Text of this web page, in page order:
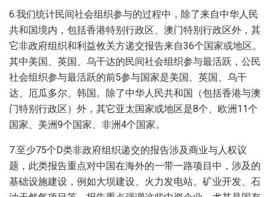
6.我们统计民间社会组织参与的过程中，除了来自中华人民
共和国境内，包括香港特别行政区、澳门特别行政区外，其
它非政府组织和利益攸关方递交报告来自36个国家或地区。
其中美国、英国、乌干达的民间社会组织参与最活跃，公民
社会组织参与最活跃的前5参与国家是美国、英国、乌干
达、厄瓜多尔、韩国。除了中华人民共和国（包括香港与澳
门特别行政区）外，其它亚太国家或地区是8个、欧洲11个
国家、美洲9个国家、非洲4个国家。
7.至少75个D类非政府组织递交的报告涉及商业与人权议
题，此类报告重点对中国在海外的一带一路项目中，涉及的
基础设施建设，例如大坝建设、火力发电站、矿业开发、石